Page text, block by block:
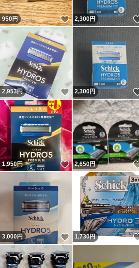
950円 いいね！
2,300円
2,953円 いいね！
2,300円
1,950円 いいね！
2,650円
3,000円 いいね！
1,730円